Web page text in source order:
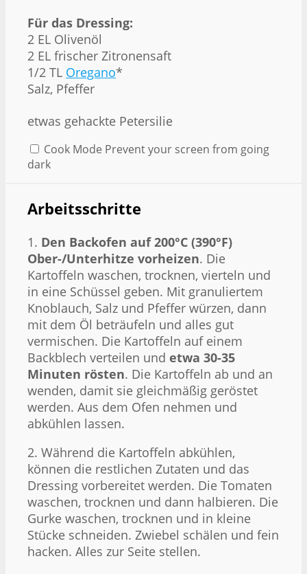
Für das Dressing:
2 EL Olivenöl
2 EL frischer Zitronensaft
1/2 TL Oregano*
Salz, Pfeffer
etwas gehackte Petersilie
Cook Mode Prevent your screen from going
dark
Arbeitsschritte
1. Den Backofen auf 200°C (390°F)
Ober-/Unterhitze vorheizen. Die
Kartoffeln waschen, trocknen, vierteln und
in eine Schüssel geben. Mit granuliertem
Knoblauch, Salz und Pfeffer würzen, dann
mit dem Öl beträufeln und alles gut
vermischen. Die Kartoffeln auf einem
Backblech verteilen und etwa 30-35
Minuten rösten. Die Kartoffeln ab und an
wenden, damit sie gleichmäßig geröstet
werden. Aus dem Ofen nehmen und
abkühlen lassen.
2. Während die Kartoffeln abkühlen,
können die restlichen Zutaten und das
Dressing vorbereitet werden. Die Tomaten
waschen, trocknen und dann halbieren. Die
Gurke waschen, trocknen und in kleine
Stücke schneiden. Zwiebel schälen und fein
hacken. Alles zur Seite stellen.